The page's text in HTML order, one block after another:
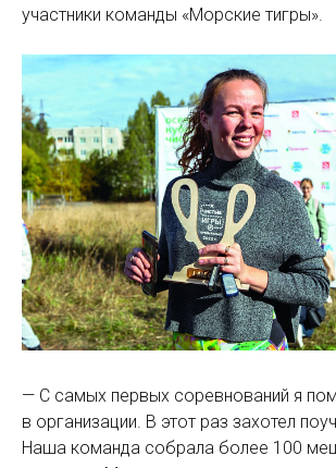
участники команды «Морские тигры».
— С самых первых соревнований я
в организации. В этот раз захотел
Наша команда собрала более 100